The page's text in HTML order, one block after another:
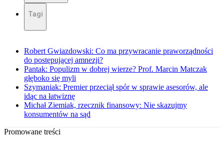
Tagi
Robert Gwiazdowski: Co ma przywracanie praworządności
do postępującej amnezji?
Pantak: Populizm w dobrej wierze? Prof. Marcin Matczak
głęboko się myli
Szymaniak: Premier przeciął spór w sprawie asesorów, ale
idąc na łatwiznę
Michał Ziemiak, rzecznik finansowy: Nie skazujmy
konsumentów na sąd
Promowane treści